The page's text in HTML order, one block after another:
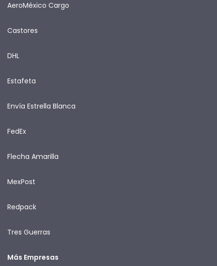
AeroMéxico Cargo
Castores
DHL
Estafeta
Envía Estrella Blanca
FedEx
Flecha Amarilla
MexPost
Redpack
Tres Guerras
Más Empresas